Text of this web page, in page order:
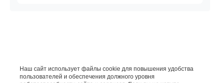
Наш сайт использует файлы cookie для повышения удобства
пользователей и обеспечения должного уровня